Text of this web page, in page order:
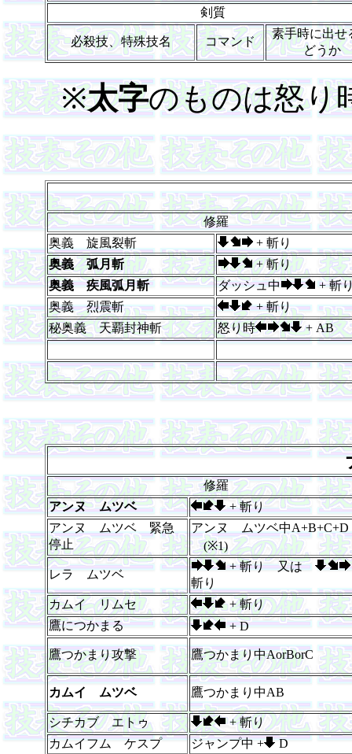
剣質
必殺技、特殊技名 コマンド
素手時に出せ
どうか
※太字のものは怒り
修羅
奥義 旋風裂斬
+ 斬り
奥義 弧月斬
+ 斬り
奥義 疾風弧月斬
ダッシュ中
+ 斬
奥義 烈震斬
+ 斬り
秘奥義 天覇封神斬
怒り時 + AB
修羅
アンヌ ムツベ
+ 斬り
アンヌ ムツベ 緊急
停止
アンヌ ムツベ中A+B+C+D
(※1)
レラ ムツベ
+ 斬り 又は
斬り
カムイ リムセ
+ 斬り
鷹につかまる
+ D
鷹つかまり攻撃 鷹つかまり中AorBorC
カムイ ムツベ 鷹つかまり中AB
シチカブ エトゥ
+ 斬り
カムイフム ケスプ
ジャンプ中 + D